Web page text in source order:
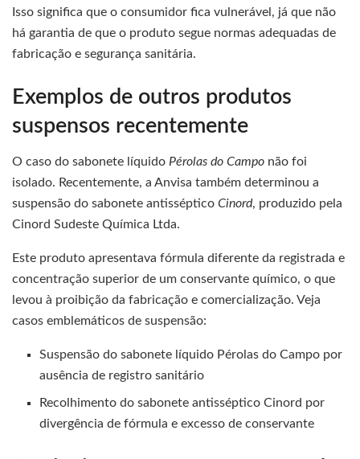
Isso significa que o consumidor fica vulnerável, já que não
há garantia de que o produto segue normas adequadas de
fabricação e segurança sanitária.
Exemplos de outros produtos
suspensos recentemente
O caso do sabonete líquido Pérolas do Campo não foi
isolado. Recentemente, a Anvisa também determinou a
suspensão do sabonete antisséptico Cinord, produzido pela
Cinord Sudeste Química Ltda.
Este produto apresentava fórmula diferente da registrada e
concentração superior de um conservante químico, o que
levou à proibição da fabricação e comercialização. Veja
casos emblemáticos de suspensão:
Suspensão do sabonete líquido Pérolas do Campo por
ausência de registro sanitário
Recolhimento do sabonete antisséptico Cinord por
divergência de fórmula e excesso de conservante